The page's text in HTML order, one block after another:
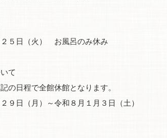
５日（火） お風呂のみ休み
て
の日程で全館休館となります。
９日（月）～令和８月１月３日（土）